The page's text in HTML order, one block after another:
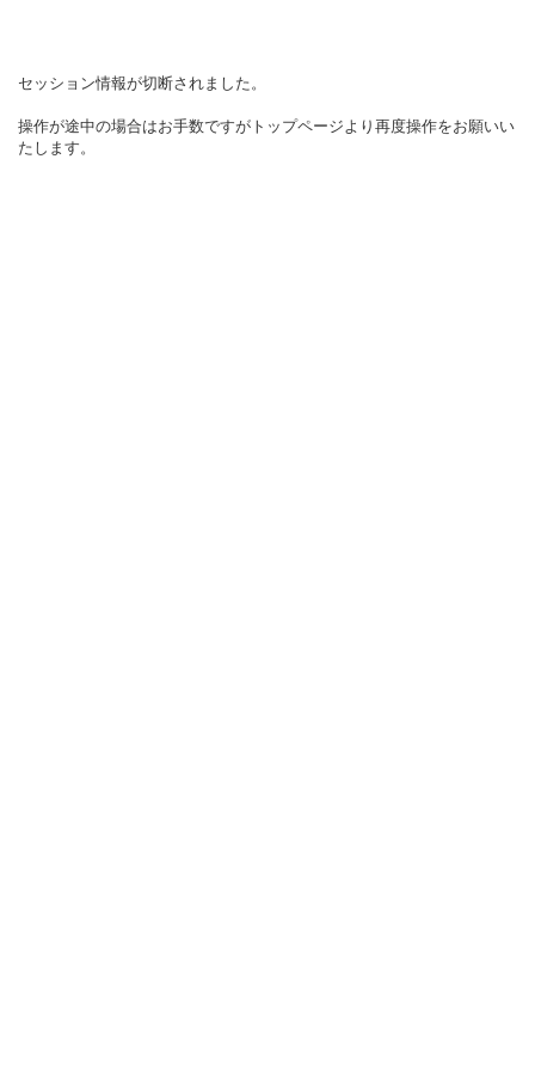
セッション情報が切断されました。
操作が途中の場合はお手数ですがトップページより再度操作をお願いい
たします。